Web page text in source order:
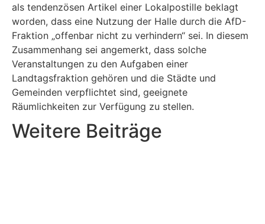
als tendenzösen Artikel einer Lokalpostille beklagt
worden, dass eine Nutzung der Halle durch die AfD-
Fraktion „offenbar nicht zu verhindern“ sei. In diesem
Zusammenhang sei angemerkt, dass solche
Veranstaltungen zu den Aufgaben einer
Landtagsfraktion gehören und die Städte und
Gemeinden verpflichtet sind, geeignete
Räumlichkeiten zur Verfügung zu stellen.
Weitere Beiträge